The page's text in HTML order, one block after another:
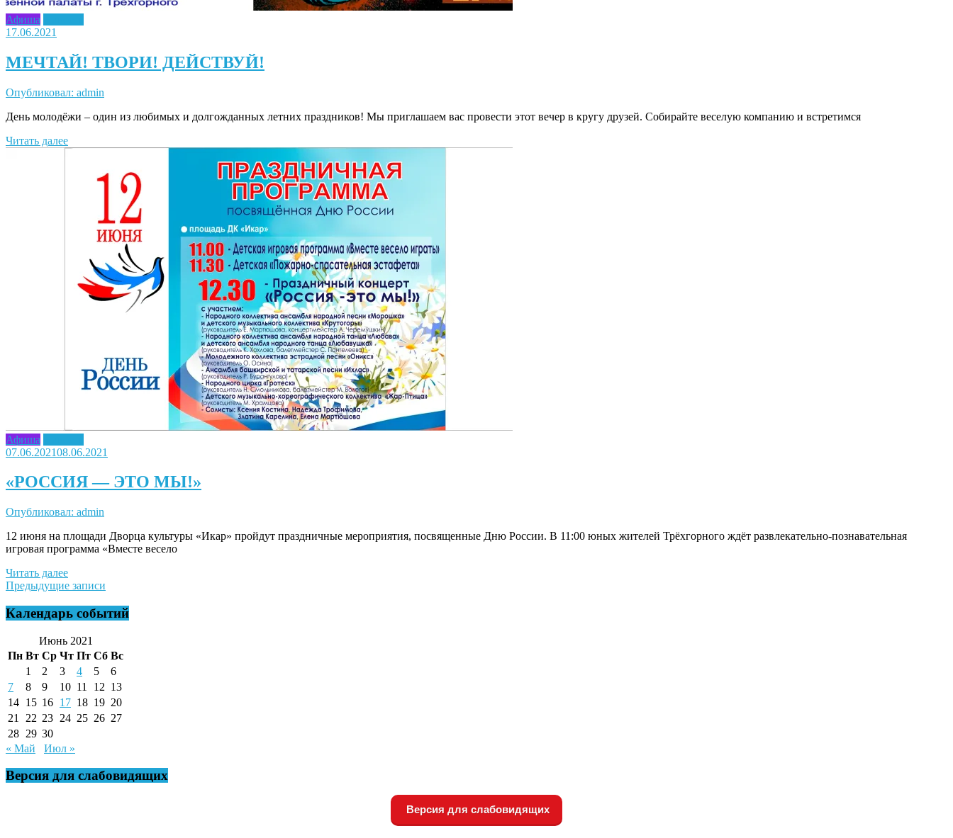
Афиша
17.06.2021
МЕЧТАЙ! ТВОРИ! ДЕЙСТВУЙ!
Опубликовал: admin
День молодёжи – один из любимых и долгожданных летних праздников! Мы приглашаем вас провести этот вечер в кругу друзей. Собирайте веселую компанию и встретимся
Читать далее
Афиша
07.06.202108.06.2021
«РОССИЯ — ЭТО МЫ!»
Опубликовал: admin
12 июня на площади Дворца культуры «Икар» пройдут праздничные мероприятия, посвященные Дню России. В 11:00 юных жителей Трёхгорного ждёт развлекательно-познавательная
игровая программа «Вместе весело
Читать далее
Навигация
по
записям
Предыдущие записи
Календарь событий
Июнь 2021
Пн Вт Ср Чт Пт Сб Вс
1
2 3 4 5
6
7
8 9 10 11 12 13
14 15 16 17 18 19 20
21
22 23 24 25 26 27
28 29 30
« Май
Июл »
Версия для слабовидящих
Версия для слабовидящих